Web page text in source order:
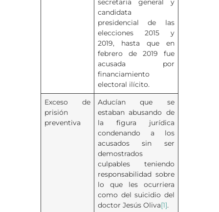
secretaria general y
candidata
presidencial de las
elecciones 2015 y
2019, hasta que en
febrero de 2019 fue
acusada por
financiamiento
electoral ilícito.
Exceso de
prisión
preventiva
Aducían que se
estaban abusando de
la figura jurídica
condenando a los
acusados sin ser
demostrados
culpables teniendo
responsabilidad sobre
lo que les ocurriera
como del suicidio del
doctor Jesús Oliva[1].